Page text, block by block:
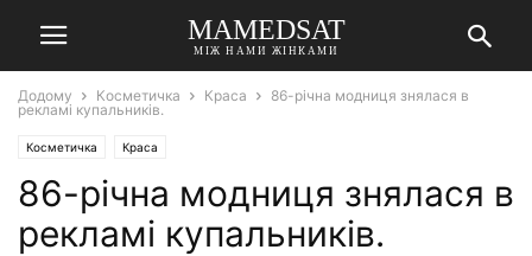
MAMEDSAT
МІЖ НАМИ ЖІНКАМИ
Додому Косметичка Краса
86-річна модниця знялася в
рекламі купальників.
Косметичка Краса
86-річна модниця знялася в
рекламі купальників.